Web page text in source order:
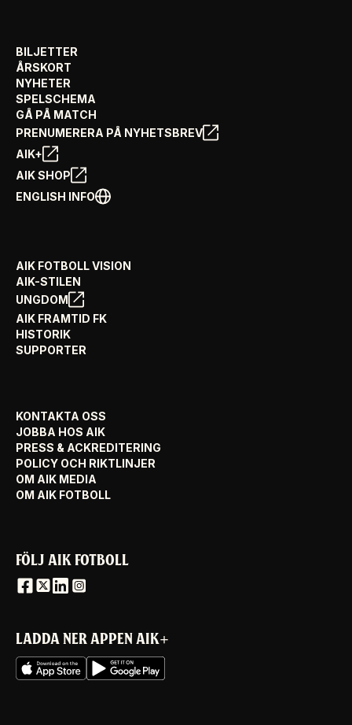
BILJETTER
ÅRSKORT
NYHETER
SPELSCHEMA
GÅ PÅ MATCH
PRENUMERERA PÅ NYHETSBREV
AIK+
AIK SHOP
ENGLISH INFO
AIK FOTBOLL VISION
AIK-STILEN
UNGDOM
AIK FRAMTID FK
HISTORIK
SUPPORTER
KONTAKTA OSS
JOBBA HOS AIK
PRESS & ACKREDITERING
POLICY OCH RIKTLINJER
OM AIK MEDIA
OM AIK FOTBOLL
FÖLJ AIK FOTBOLL
LADDA NER APPEN AIK+